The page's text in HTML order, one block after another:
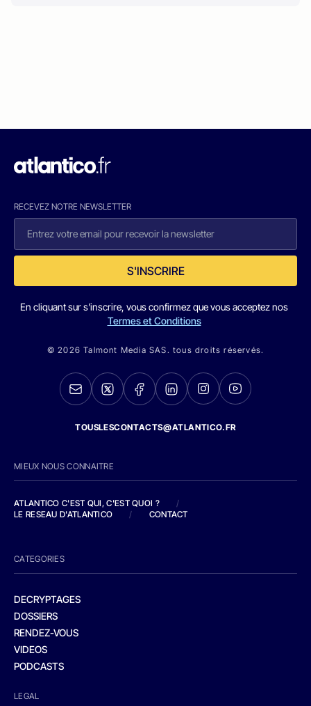
RECEVEZ NOTRE NEWSLETTER
S'INSCRIRE
En cliquant sur s'inscrire, vous confirmez que vous acceptez nos
Termes et Conditions
© 2026 Talmont Media SAS. tous droits réservés.
TOUSLESCONTACTS@ATLANTICO.FR
MIEUX NOUS CONNAITRE
ATLANTICO C'EST QUI, C'EST QUOI ?
/
LE RESEAU D'ATLANTICO
/ CONTACT
CATEGORIES
DECRYPTAGES
DOSSIERS
RENDEZ-VOUS
VIDEOS
PODCASTS
LEGAL